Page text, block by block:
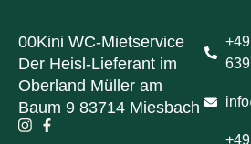
00Kini WC-Mietservice
Der Heisl-Lieferant im
Oberland Müller am
Baum 9 83714 Miesbach